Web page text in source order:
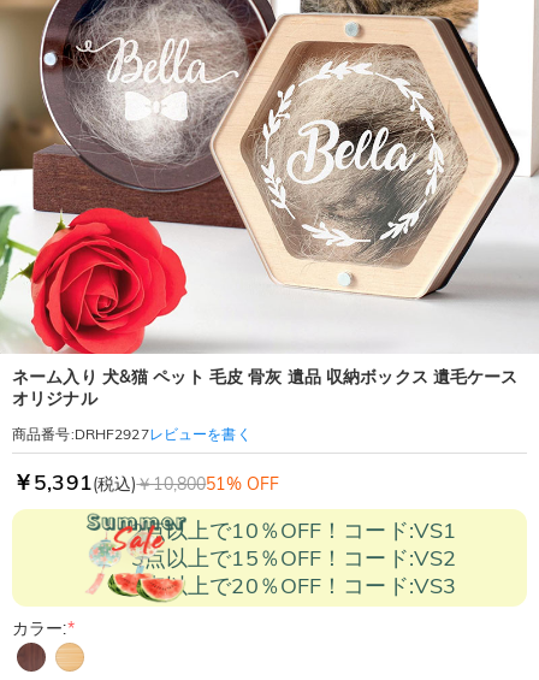
ネーム入り 犬&猫 ペット 毛皮 骨灰 遺品 収納ボックス 遺毛ケース
オリジナル
商品番号:DRHF2927レビューを書く
￥5,391(税込)￥10,80051% OFF
2点以上で10％OFF！コード:VS1
3点以上で15％OFF！コード:VS2
5点以上で20％OFF！コード:VS3
カラー:*